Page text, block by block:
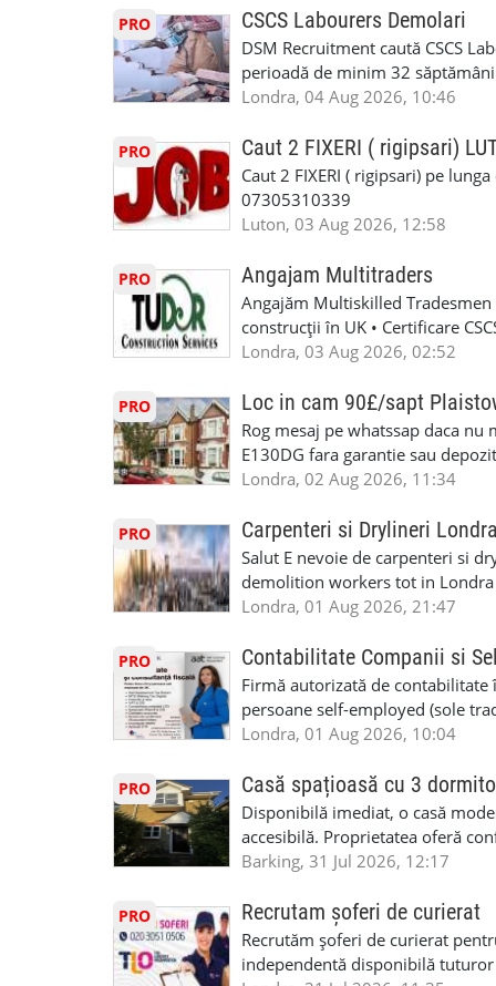
oferta pe care sa o folositi la
WhatsApp: +44 7467 838 881
numele, experienta si data la
link-ul de jos. Sanatate si mult
INSTALLATION LIMITED
PRO CSCS Labourers Demolari
DSM Recruitment caută CSCS
perioadă de minim 32
oferă ore suplimentare și
informații, contactați-ne la: 📞
Londra, 04 Aug 2026, 10:46
PRO Caut 2 FIXERI ( rigipsari)
Caut 2 FIXERI ( rigipsari) pe
07305310339
Luton, 03 Aug 2026, 12:58
PRO Angajam Multitraders
Angajăm Multiskilled
construcții în UK • Certificare
specializate (căutăm
interioare • Permis de
(reprezintă un avantaj
performanță • £200 – £250 pe
posibilități reale de avansare •
oră pauză de masă) •
Londra, 03 Aug 2026, 02:52
PRO Loc in cam 90£/sapt
Rog mesaj pe whatssap daca nu
E130DG fara garantie sau
fiecare pat beneficiaza de dulap
saptaminal fara garantie sau
de 1/sapt) -tel- 07440366084
Londra, 02 Aug 2026, 11:34
PRO Carpenteri si Drylineri Londra
Salut E nevoie de carpenteri si
demolition workers tot in
Londra, 01 Aug 2026, 21:47
PRO Contabilitate Companii si
Firmă autorizată de contabilitate
persoane self-employed (sole
închiriate (landlords) Serviciile
HMRC: PAYE / VAT / CIS ✔
Consultanță fiscală ✔ Declarații
Corporation Tax ✔ Company
planuri ✔ Cash-flow și previziuni
serviciile noastre? ✔ Suntem
ca tax agents ✔ Suntem
Service Provider), astfel putem
Deținem asigurare profesională
Londra, 01 Aug 2026, 10:04
PRO Casă spațioasă cu 3
Disponibilă imediat, o casă
accesibilă. Proprietatea oferă
sau pentru persoane care caută
disponibilă Locuință recent
facilități locale Condiții:
Disponibilă imediat Contract
Barking, 31 Jul 2026, 12:17
PRO Recrutam șoferi de curierat
Recrutăm șoferi de curierat
independentă disponibilă